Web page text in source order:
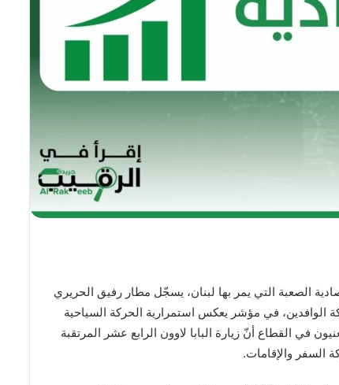
الصعبة التي يمر بها لبنان، يسجّل مطار رفيق الحريري
الوافدين، في مؤشر يعكس استمرارية الحركة السياحية
في القطاع أنّ زيارة البابا لاوون الرابع عشر المرتقبة
السفر والإقامات.